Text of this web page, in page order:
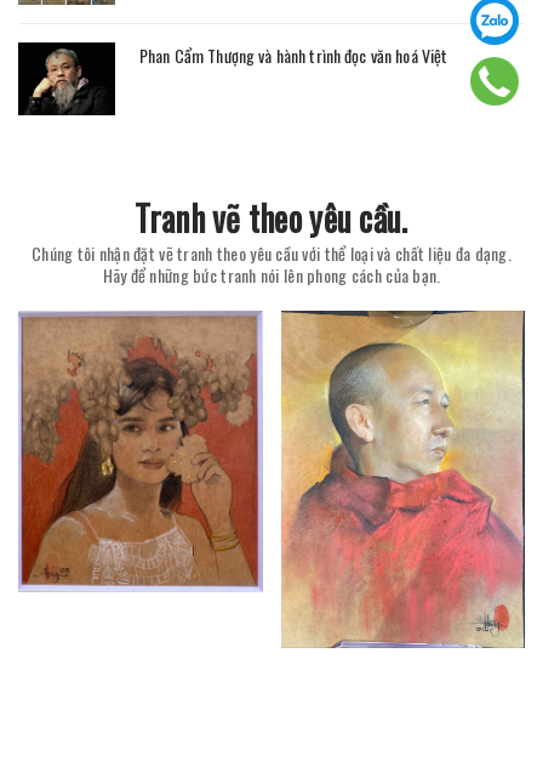
Phan Cẩm Thượng và hành trình đọc văn hoá Việt
Tranh vẽ theo yêu cầu.
Chúng tôi nhận đặt vẽ tranh theo yêu cầu với thể loại và chất liệu đa dạng.
Hãy để những bức tranh nói lên phong cách của bạn.